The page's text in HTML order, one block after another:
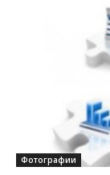
Фотографии